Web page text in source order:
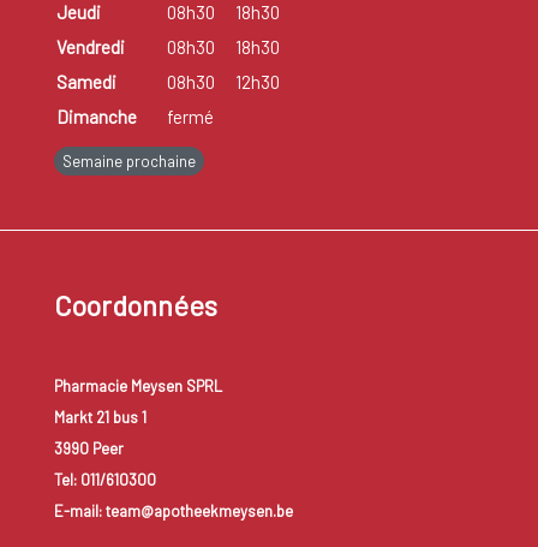
Jeudi
08h30
18h30
Vendredi
08h30
18h30
Samedi
08h30
12h30
Dimanche
fermé
Semaine prochaine
Coordonnées
Pharmacie Meysen SPRL
Markt 21 bus 1
3990 Peer
Tel: 011/610300
E-mail: team@apotheekmeysen.be